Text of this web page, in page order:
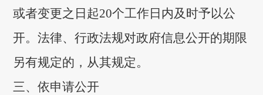
或者变更之日起20个工作日内及时予以公
开。法律、行政法规对政府信息公开的期限
另有规定的，从其规定。
三、依申请公开